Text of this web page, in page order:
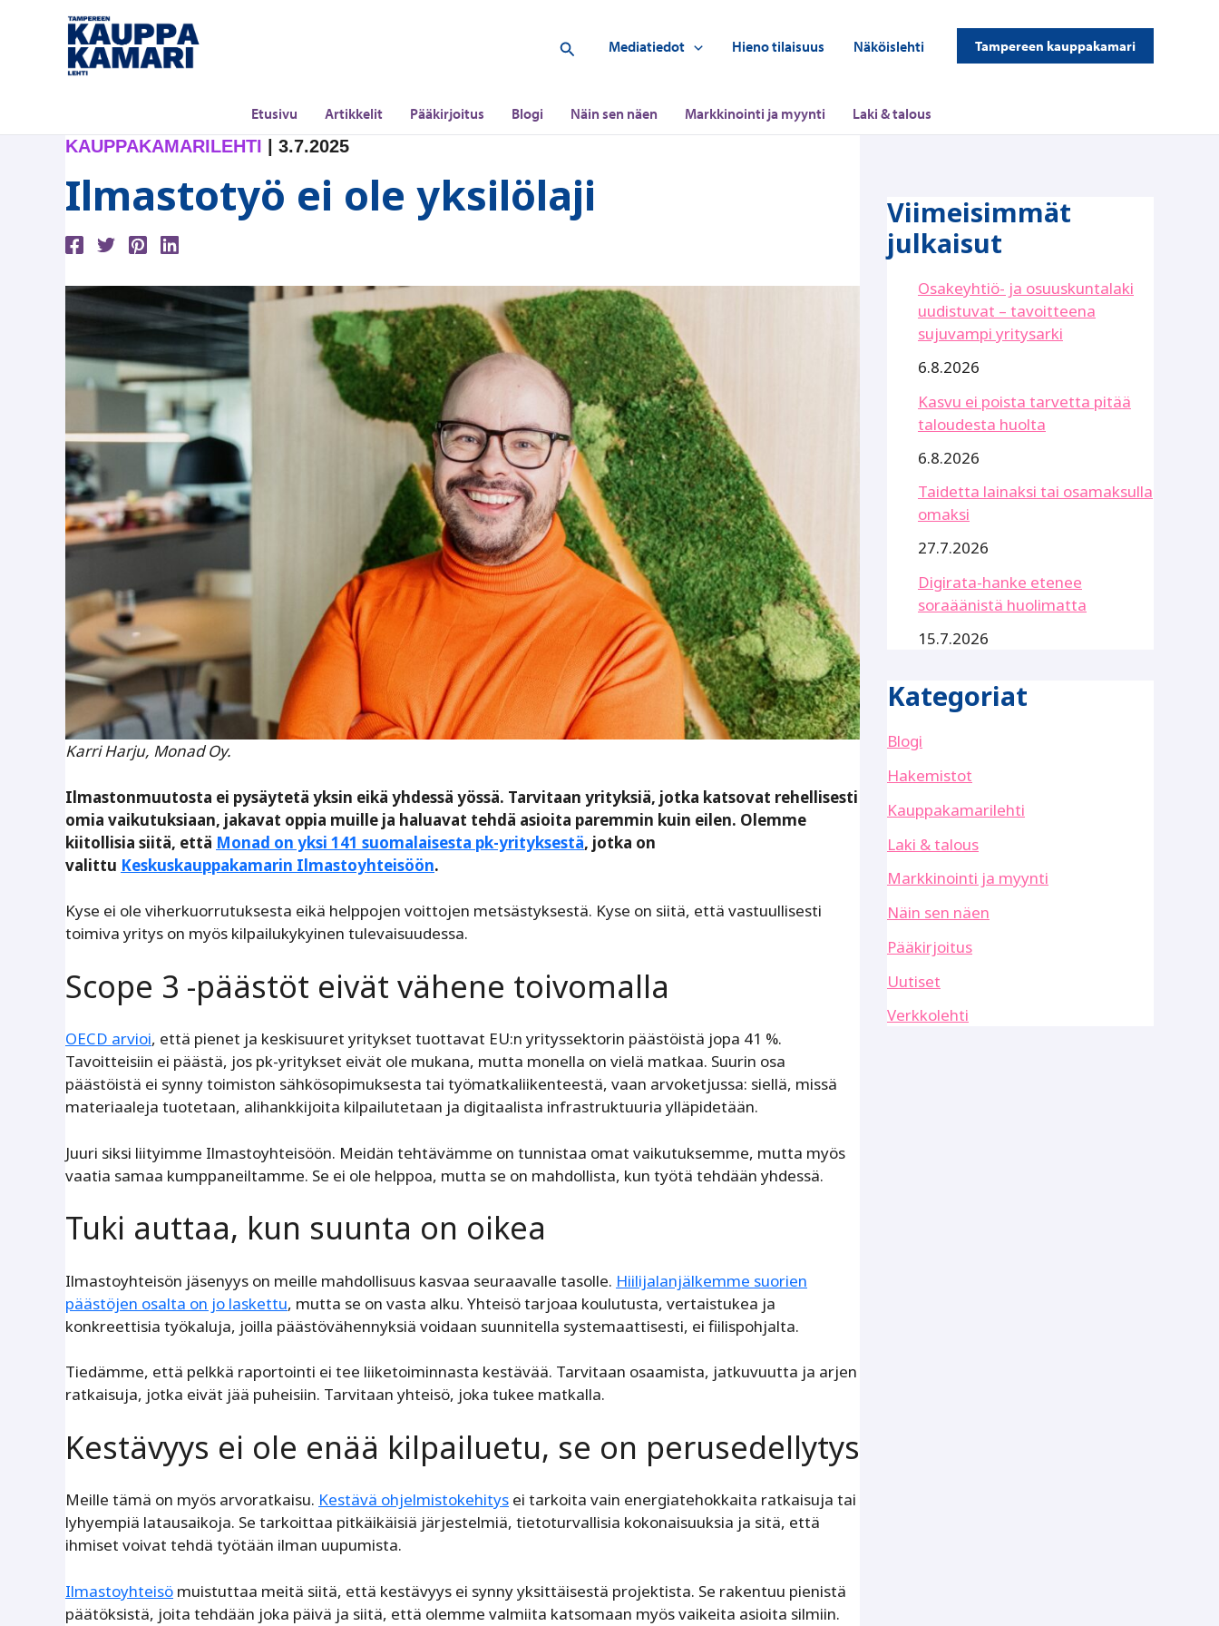
Hae Mediatiedot Hieno tilaisuus Näköislehti Tampereen kauppakamari
Etusivu Artikkelit Pääkirjoitus Blogi Näin sen näen Markkinointi ja myynti Laki & talous
KAUPPAKAMARILEHTI | 3.7.2025
Ilmastotyö ei ole yksilölaji
Karri Harju, Monad Oy.
Ilmastonmuutosta ei pysäytetä yksin eikä yhdessä yössä. Tarvitaan yrityksiä, jotka katsovat rehellisesti
omia vaikutuksiaan, jakavat oppia muille ja haluavat tehdä asioita paremmin kuin eilen. Olemme
kiitollisia siitä, että Monad on yksi 141 suomalaisesta pk-yrityksestä, jotka on
valittu Keskuskauppakamarin Ilmastoyhteisöön.
Kyse ei ole viherkuorrutuksesta eikä helppojen voittojen metsästyksestä. Kyse on siitä, että vastuullisesti
toimiva yritys on myös kilpailukykyinen tulevaisuudessa.
Scope 3 -päästöt eivät vähene toivomalla
OECD arvioi, että pienet ja keskisuuret yritykset tuottavat EU:n yrityssektorin päästöistä jopa 41 %.
Tavoitteisiin ei päästä, jos pk-yritykset eivät ole mukana, mutta monella on vielä matkaa. Suurin osa
päästöistä ei synny toimiston sähkösopimuksesta tai työmatkaliikenteestä, vaan arvoketjussa: siellä, missä
materiaaleja tuotetaan, alihankkijoita kilpailutetaan ja digitaalista infrastruktuuria ylläpidetään.
Juuri siksi liityimme Ilmastoyhteisöön. Meidän tehtävämme on tunnistaa omat vaikutuksemme, mutta myös
vaatia samaa kumppaneiltamme. Se ei ole helppoa, mutta se on mahdollista, kun työtä tehdään yhdessä.
Tuki auttaa, kun suunta on oikea
Ilmastoyhteisön jäsenyys on meille mahdollisuus kasvaa seuraavalle tasolle. Hiilijalanjälkemme suorien
päästöjen osalta on jo laskettu, mutta se on vasta alku. Yhteisö tarjoaa koulutusta, vertaistukea ja
konkreettisia työkaluja, joilla päästövähennyksiä voidaan suunnitella systemaattisesti, ei fiilispohjalta.
Tiedämme, että pelkkä raportointi ei tee liiketoiminnasta kestävää. Tarvitaan osaamista, jatkuvuutta ja arjen
ratkaisuja, jotka eivät jää puheisiin. Tarvitaan yhteisö, joka tukee matkalla.
Kestävyys ei ole enää kilpailuetu, se on perusedellytys
Meille tämä on myös arvoratkaisu. Kestävä ohjelmistokehitys ei tarkoita vain energiatehokkaita ratkaisuja tai
lyhyempiä latausaikoja. Se tarkoittaa pitkäikäisiä järjestelmiä, tietoturvallisia kokonaisuuksia ja sitä, että
ihmiset voivat tehdä työtään ilman uupumista.
Ilmastoyhteisö muistuttaa meitä siitä, että kestävyys ei synny yksittäisestä projektista. Se rakentuu pienistä
päätöksistä, joita tehdään joka päivä ja siitä, että olemme valmiita katsomaan myös vaikeita asioita silmiin.
Viimeisimmät
julkaisut
Osakeyhtiö- ja osuuskuntalaki
uudistuvat – tavoitteena
sujuvampi yritysarki
6.8.2026
Kasvu ei poista tarvetta pitää
taloudesta huolta
6.8.2026
Taidetta lainaksi tai osamaksulla
omaksi
27.7.2026
Digirata-hanke etenee
soraäänistä huolimatta
15.7.2026
Kategoriat
Blogi
Hakemistot
Kauppakamarilehti
Laki & talous
Markkinointi ja myynti
Näin sen näen
Pääkirjoitus
Uutiset
Verkkolehti